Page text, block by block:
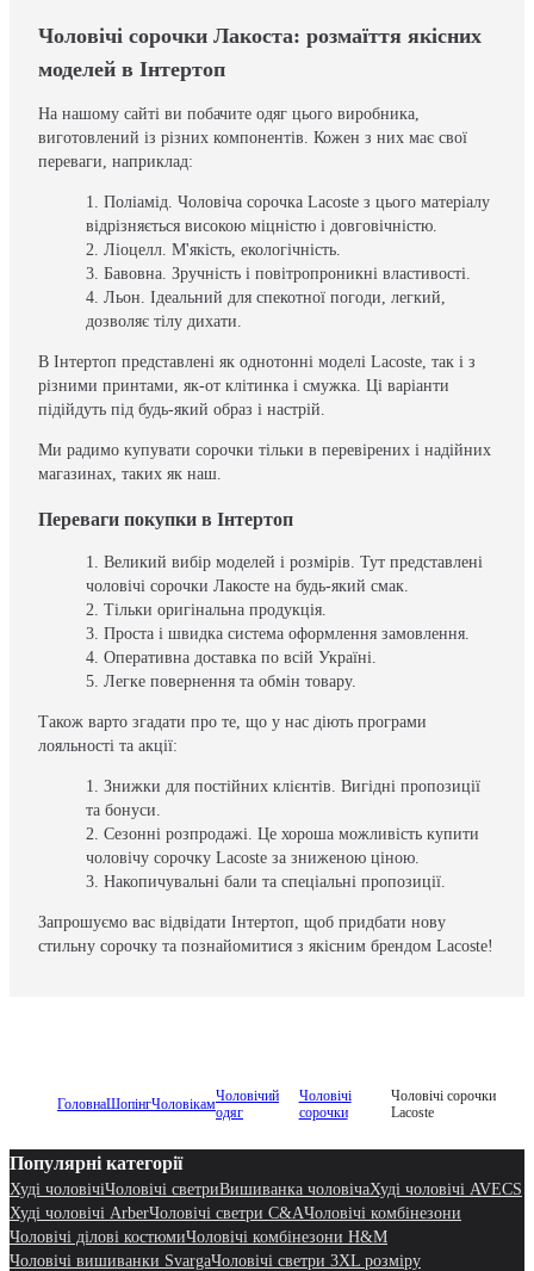
Чоловічі сорочки Лакоста: розмаїття якісних
моделей в Інтертоп
На нашому сайті ви побачите одяг цього виробника,
виготовлений із різних компонентів. Кожен з них має свої
переваги, наприклад:
Поліамід. Чоловіча сорочка Lacoste з цього матеріалу
відрізняється високою міцністю і довговічністю.
Ліоцелл. М'якість, екологічність.
Бавовна. Зручність і повітропроникні властивості.
Льон. Ідеальний для спекотної погоди, легкий,
дозволяє тілу дихати.
В Інтертоп представлені як однотонні моделі Lacoste, так і з
різними принтами, як-от клітинка і смужка. Ці варіанти
підійдуть під будь-який образ і настрій.
Ми радимо купувати сорочки тільки в перевірених і надійних
магазинах, таких як наш.
Переваги покупки в Інтертоп
Великий вибір моделей і розмірів. Тут представлені
чоловічі сорочки Лакосте на будь-який смак.
Тільки оригінальна продукція.
Проста і швидка система оформлення замовлення.
Оперативна доставка по всій Україні.
Легке повернення та обмін товару.
Також варто згадати про те, що у нас діють програми
лояльності та акції:
Знижки для постійних клієнтів. Вигідні пропозиції
та бонуси.
Сезонні розпродажі. Це хороша можливість купити
чоловічу сорочку Lacoste за зниженою ціною.
Накопичувальні бали та спеціальні пропозиції.
Запрошуємо вас відвідати Інтертоп, щоб придбати нову
стильну сорочку та познайомитися з якісним брендом Lacoste!
ГоловнаШопінгЧоловікамЧоловічий
одяг
Чоловічі
сорочки
Чоловічі сорочки
Lacoste
Популярні категорії
Худі чоловічіЧоловічі светриВишиванка чоловічаХуді чоловічі AVECS
Худі чоловічі ArberЧоловічі светри C&AЧоловічі комбінезони
Чоловічі ділові костюмиЧоловічі комбінезони H&M
Чоловічі вишиванки SvargaЧоловічі светри 3XL розміру